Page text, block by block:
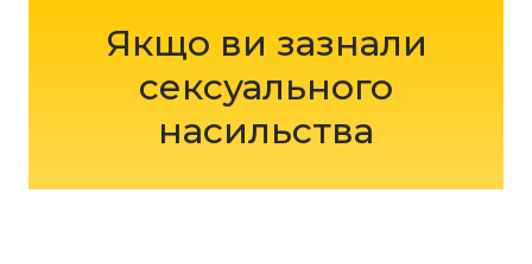
Якщо ви зазнали
сексуального
насильства